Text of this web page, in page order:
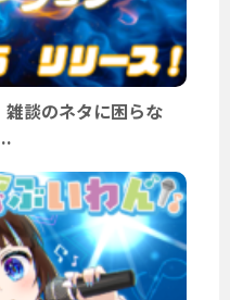
雑談のネタに困らな